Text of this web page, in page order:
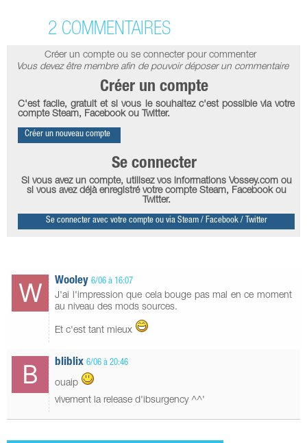
2 COMMENTAIRES
Créer un compte ou se connecter pour commenter
Vous devez être membre afin de pouvoir déposer un commentaire
Créer un compte
C'est facile, gratuit et si vous le souhaitez c'est possible via votre
compte Steam, Facebook ou Twitter.
Créer un nouveau compte
Se connecter
Si vous avez un compte, utilisez vos informations Vossey.com ou
si vous avez déjà enregistré votre compte Steam, Facebook ou
Twitter.
Se connecter avec votre compte ou via Steam / Facebook / Twitter
Wooley 6/06 à 16:07
J'ai l'impression que cela bouge pas mal en ce moment
au niveau des mods sources.
Et c'est tant mieux
bliblix 6/06 à 20:46
ouaip
vivement la release d'ibsurgency ^^'